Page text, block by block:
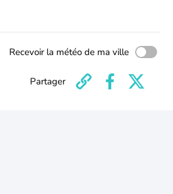
Recevoir la météo de ma ville
Partager